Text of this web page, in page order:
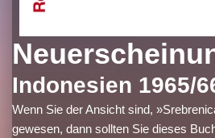
Indonesien 1965/
Wenn Sie der Ansicht sind,
gewesen, dann sollten Sie dieses